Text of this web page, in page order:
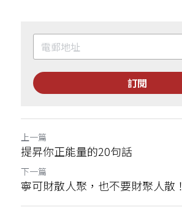
訂閱
上一篇
提昇你正能量的20句話
下一篇
寧可財散人聚，也不要財聚人散！